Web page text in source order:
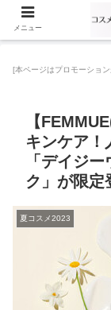
[本ページはプロモーショ
【
キンケア！
「デイジ
ク」が限定
夏コスメ2023
メニュー